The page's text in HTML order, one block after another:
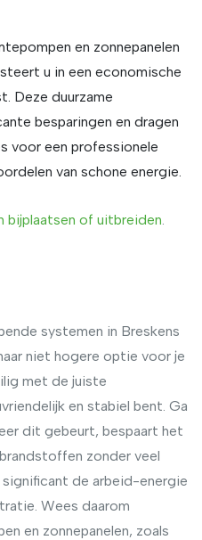
en zonnepanelen
u in een economische
Deze duurzame
besparingen en dragen
voor een professionele
van schone energie.
bijplaatsen of uitbreiden
systemen in Breskens
niet hogere optie voor je
met de juiste
en stabiel bent. Ga
dit gebeurt, bespaart het
zonder veel
de arbeid-energie
Wees daarom
en zonnepanelen, zoals